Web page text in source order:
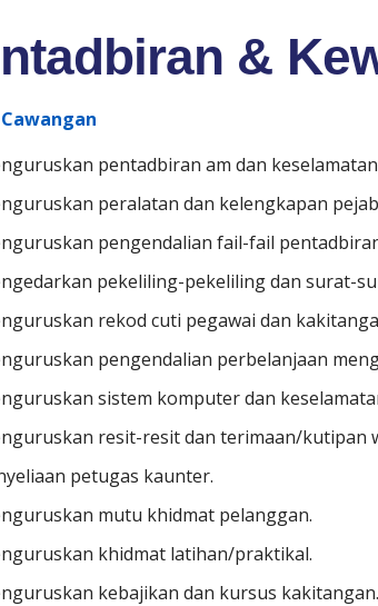
&
pentadbiran am dan
peralatan dan kelengkapan
pengendalian fail-fail
pekeliling-pekeliling dan surat-
rekod cuti pegawai dan
pengendalian perbelanjaan
sistem komputer dan
resit-resit dan terimaan/kutipan
petugas kaunter.
mutu khidmat pelanggan.
khidmat latihan/praktikal.
kebajikan dan kursus kakitangan.